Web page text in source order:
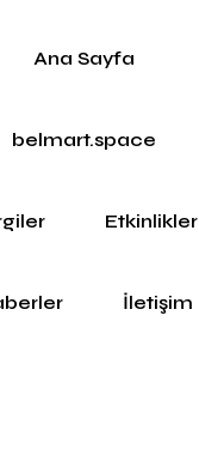
Ana Sayfa
belmart.space
Etkinlikler
İletişim